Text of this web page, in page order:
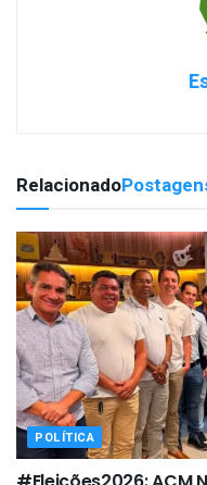
Relacionado
POLÍTICA